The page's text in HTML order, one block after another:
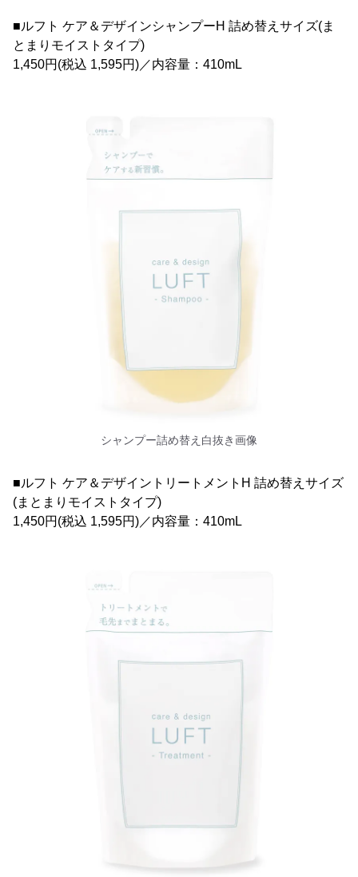
■ルフト ケア＆デザインシャンプーH 詰め替えサイズ(ま
とまりモイストタイプ)
1,450円(税込 1,595円)／内容量：410mL
シャンプー詰め替え白抜き画像
■ルフト ケア＆デザイントリートメントH 詰め替えサイズ
(まとまりモイストタイプ)
1,450円(税込 1,595円)／内容量：410mL